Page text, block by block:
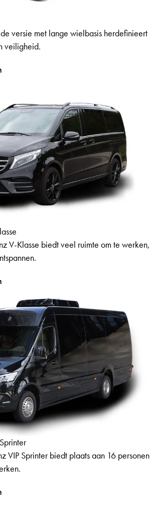
versie met lange wielbasis herdefinieert
veiligheid.
V-Klasse biedt veel ruimte om te werken,
VIP Sprinter biedt plaats aan 16 personen